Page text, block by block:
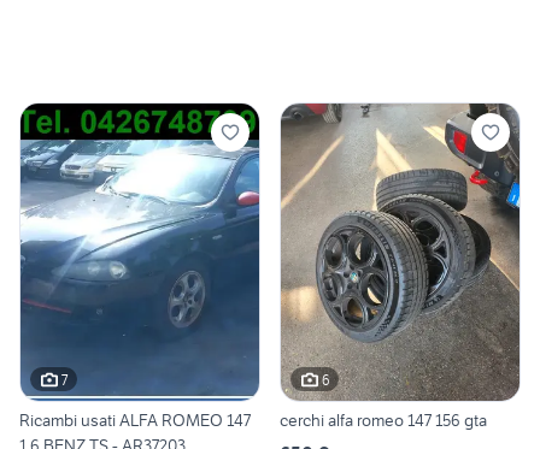
7
Ricambi usati ALFA ROMEO 147
6
cerchi alfa romeo 147 156 gta